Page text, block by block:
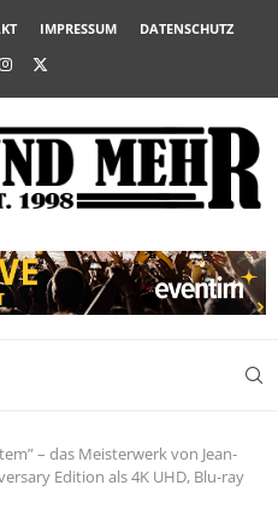
IMPRESSUM DATENSCHUTZ
– das Meisterwerk von Jean-
Edition als 4K UHD, Blu-ray